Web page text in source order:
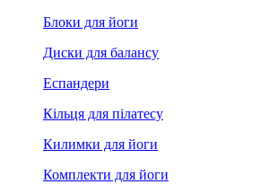
Блоки для йоги
Диски для балансу
Еспандери
Кільця для пілатесу
Килимки для йоги
Комплекти для йоги